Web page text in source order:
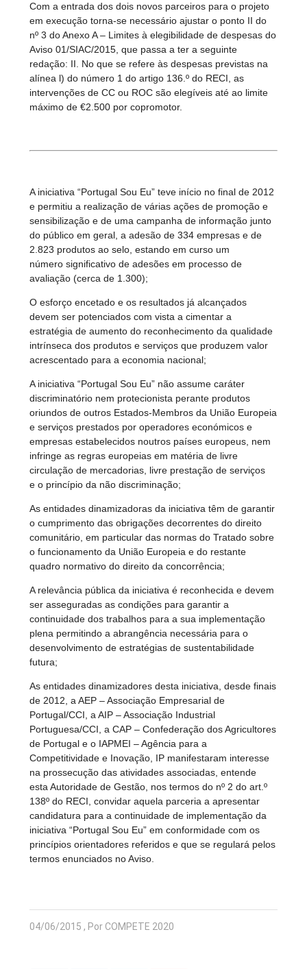
Com a entrada dos dois novos parceiros para o projeto
em execução torna-se necessário ajustar o ponto II do
nº 3 do Anexo A – Limites à elegibilidade de despesas do
Aviso 01/SIAC/2015, que passa a ter a seguinte
redação: II. No que se refere às despesas previstas na
alínea l) do número 1 do artigo 136.º do RECI, as
intervenções de CC ou ROC são elegíveis até ao limite
máximo de €2.500 por copromotor.
A iniciativa “Portugal Sou Eu” teve início no final de 2012
e permitiu a realização de várias ações de promoção e
sensibilização e de uma campanha de informação junto
do público em geral, a adesão de 334 empresas e de
2.823 produtos ao selo, estando em curso um
número significativo de adesões em processo de
avaliação (cerca de 1.300);
O esforço encetado e os resultados já alcançados
devem ser potenciados com vista a cimentar a
estratégia de aumento do reconhecimento da qualidade
intrínseca dos produtos e serviços que produzem valor
acrescentado para a economia nacional;
A iniciativa “Portugal Sou Eu” não assume caráter
discriminatório nem protecionista perante produtos
oriundos de outros Estados-Membros da União Europeia
e serviços prestados por operadores económicos e
empresas estabelecidos noutros países europeus, nem
infringe as regras europeias em matéria de livre
circulação de mercadorias, livre prestação de serviços
e o princípio da não discriminação;
As entidades dinamizadoras da iniciativa têm de garantir
o cumprimento das obrigações decorrentes do direito
comunitário, em particular das normas do Tratado sobre
o funcionamento da União Europeia e do restante
quadro normativo do direito da concorrência;
A relevância pública da iniciativa é reconhecida e devem
ser asseguradas as condições para garantir a
continuidade dos trabalhos para a sua implementação
plena permitindo a abrangência necessária para o
desenvolvimento de estratégias de sustentabilidade
futura;
As entidades dinamizadores desta iniciativa, desde finais
de 2012, a AEP – Associação Empresarial de
Portugal/CCI, a AIP – Associação Industrial
Portuguesa/CCI, a CAP – Confederação dos Agricultores
de Portugal e o IAPMEI – Agência para a
Competitividade e Inovação, IP manifestaram interesse
na prossecução das atividades associadas, entende
esta Autoridade de Gestão, nos termos do nº 2 do art.º
138º do RECI, convidar aquela parceria a apresentar
candidatura para a continuidade de implementação da
iniciativa “Portugal Sou Eu” em conformidade com os
princípios orientadores referidos e que se regulará pelos
termos enunciados no Aviso.
04/06/2015 , Por COMPETE 2020